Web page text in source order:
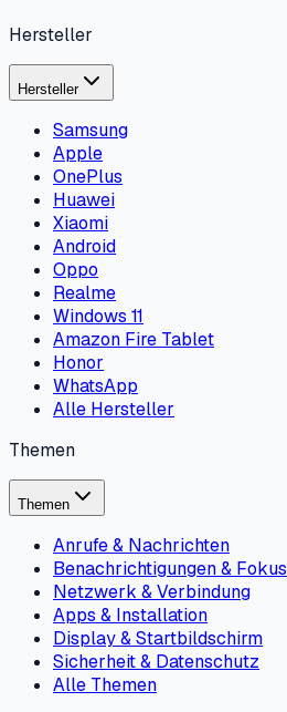
Hersteller
Hersteller
Samsung
Apple
OnePlus
Huawei
Xiaomi
Android
Oppo
Realme
Windows 11
Amazon Fire Tablet
Honor
WhatsApp
Alle Hersteller
Themen
Themen
Anrufe & Nachrichten
Benachrichtigungen & Fokus
Netzwerk & Verbindung
Apps & Installation
Display & Startbildschirm
Sicherheit & Datenschutz
Alle Themen